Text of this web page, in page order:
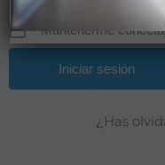
Mantenerme
¿Has